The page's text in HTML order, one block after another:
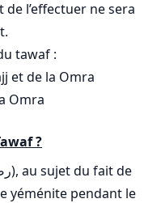
l’effectuer ne sera
tawaf :
et de la Omra
Omra
?
yéménite pendant le